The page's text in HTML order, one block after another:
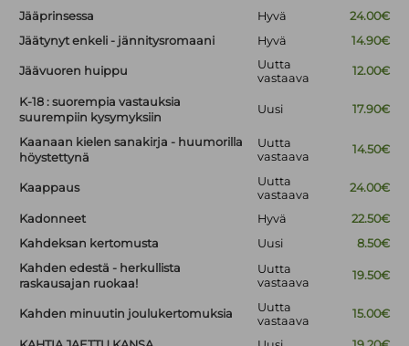
Jääprinsessa
Hyvä
24.00€
Jäätynyt enkeli - jännitysromaani
Hyvä 14.90€
Jäävuoren huippu
Uutta
vastaava
12.00€
K-18 : suorempia vastauksia
suurempiin kysymyksiin
Uusi 17.90€
Kaanaan kielen sanakirja - huumorilla
höystettynä
Uutta
vastaava
14.50€
Kaappaus
Uutta
vastaava
24.00€
Kadonneet Hyvä
22.50€
Kahdeksan kertomusta
Uusi
8.50€
Kahden edestä - herkullista
raskausajan ruokaa!
Uutta
vastaava
19.50€
Kahden minuutin joulukertomuksia
Uutta
vastaava
15.00€